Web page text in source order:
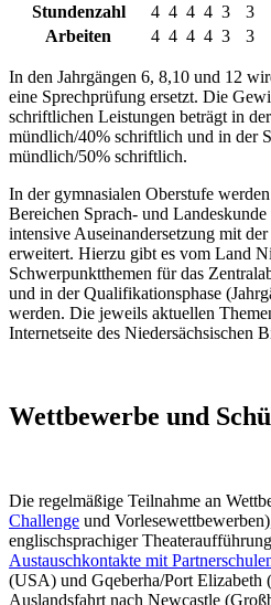
Stundenzahl
4 4 4 4 3 3
Arbeiten
4 4 4 4 3 3
In den Jahrgängen 6, 8,10 und 12
eine Sprechprüfung ersetzt. Die
schriftlichen Leistungen beträgt in
mündlich/40% schriftlich und in der
mündlich/50% schriftlich.
In der gymnasialen Oberstufe
Bereichen Sprach- und
intensive Auseinandersetzung mit
erweitert. Hierzu gibt es vom Land
Schwerpunktthemen für das
und in der Qualifikationsphase
werden. Die jeweils aktuellen
Internetseite des Niedersächsischen
Wettbewerbe und
Die regelmäßige Teilnahme an
Challenge und
englischsprachiger
Austauschkontakte mit
(USA) und Gqeberha/Port
Auslandsfahrt nach Newcastle